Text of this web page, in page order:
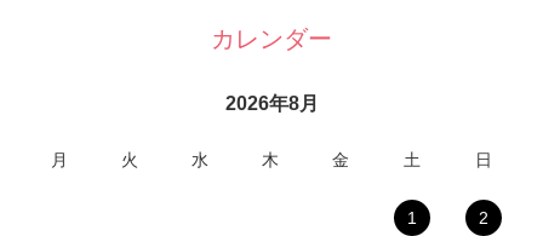
カレンダー
2026年8月
月 火 水 木 金 土 日
1 2